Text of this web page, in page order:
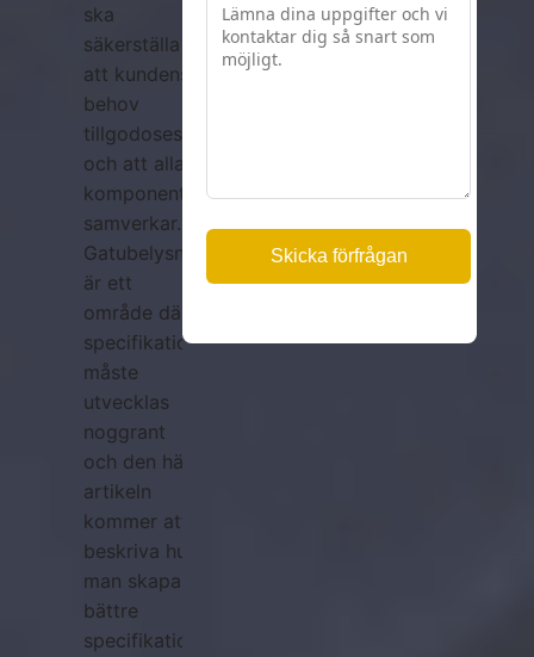
ska
säkerställa
att kundens
behov
tillgodoses
och att alla
komponenter
samverkar.
Gatubelysning
är ett
område där
specifikationer
måste
utvecklas
noggrant
och den här
artikeln
kommer att
beskriva hur
man skapar
bättre
specifikationer